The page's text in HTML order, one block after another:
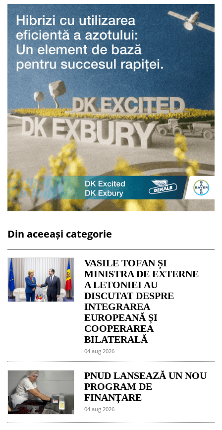
Din aceeași categorie
VASILE TOFAN ȘI
MINISTRA DE EXTERNE
A LETONIEI AU
DISCUTAT DESPRE
INTEGRAREA
EUROPEANĂ ȘI
COOPERAREA
BILATERALĂ
04 aug 2026
PNUD LANSEAZĂ UN NOU
PROGRAM DE
FINANȚARE
04 aug 2026